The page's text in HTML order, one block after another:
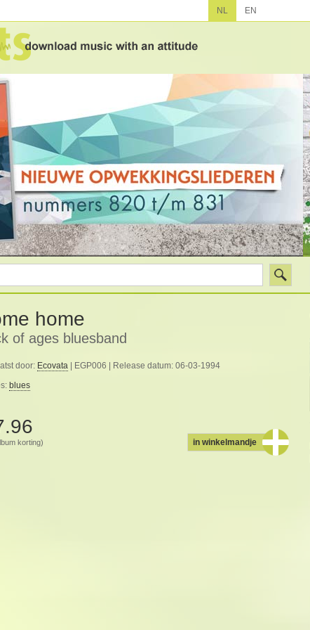
home
of ages bluesband
door: Ecovata | EGP006 | Release datum: 06-03-1994
blues
korting) in winkelmandje
NL EN